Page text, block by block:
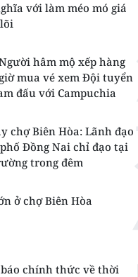
với làm méo mó giá
hâm mộ xếp hàng
mua vé xem Đội tuyển
đấu với Campuchia
chợ Biên Hòa: Lãnh đạo
Đồng Nai chỉ đạo tại
trong đêm
ở chợ Biên Hòa
chính thức về thời